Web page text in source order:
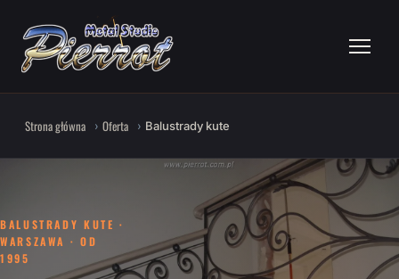
Strona główna Oferta Balustrady kute
BALUSTRADY KUTE ·
WARSZAWA · OD
1995